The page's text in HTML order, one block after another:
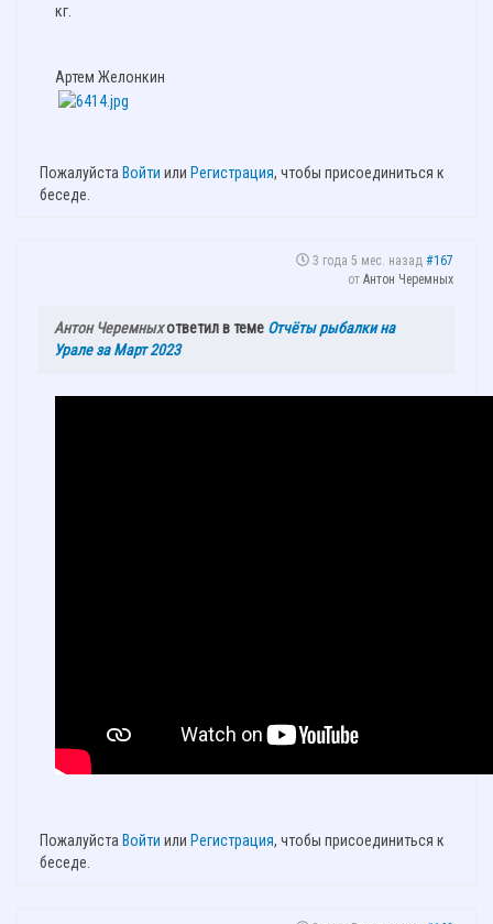
кг.
Артем Желонкин
Пожалуйста Войти или Регистрация, чтобы присоединиться к
беседе.
3 года 5 мес. назад #167
от Антон Черемных
Антон Черемныхответил в теме Отчёты рыбалки на
Урале за Март 2023
Пожалуйста Войти или Регистрация, чтобы присоединиться к
беседе.